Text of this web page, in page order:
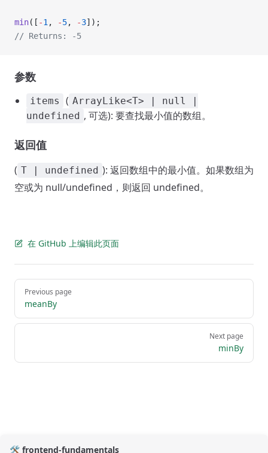
min([ -1 , -5, -3]);
// Returns: -5
参数
items ( ArrayLike<T> | null |
undefined , 可选): 要查找最小值的数组。
返回值
( T | undefined ): 返回数组中的最小值。如果数组为
空或为 null/undefined，则返回 undefined。
在 GitHub 上编辑此页面
Pager
Previous page
meanBy
Next page
minBy
🛠️ frontend-fundamentals